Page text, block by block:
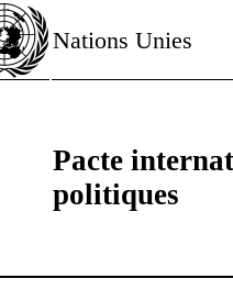
Nations Unies
Pacte
politiques